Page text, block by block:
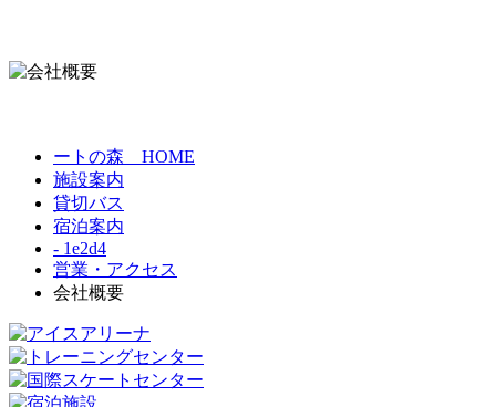
ートの森 HOME
施設案内
貸切バス
宿泊案内
- 1e2d4
営業・アクセス
会社概要